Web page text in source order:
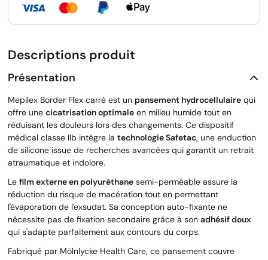
Descriptions produit
Présentation
Mepilex Border Flex carré est un pansement hydrocellulaire qui
offre une cicatrisation optimale en milieu humide tout en
réduisant les douleurs lors des changements. Ce dispositif
médical classe IIb intègre la technologie Safetac, une enduction
de silicone issue de recherches avancées qui garantit un retrait
atraumatique et indolore.
Le film externe en polyuréthane semi-perméable assure la
réduction du risque de macération tout en permettant
l'évaporation de l'exsudat. Sa conception auto-fixante ne
nécessite pas de fixation secondaire grâce à son adhésif doux
qui s'adapte parfaitement aux contours du corps.
Fabriqué par Mölnlycke Health Care, ce pansement couvre